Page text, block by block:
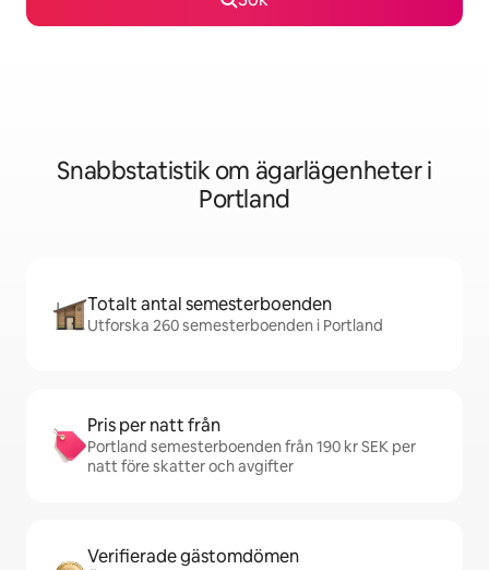
Snabbstatistik om ägarlägenheter i
Portland
Totalt antal semesterboenden
Utforska 260 semesterboenden i Portland
Pris per natt från
Portland semesterboenden från 190 kr SEK per
natt före skatter och avgifter
Verifierade gästomdömen